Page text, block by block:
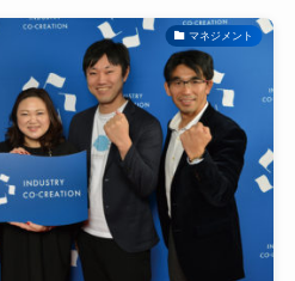
マネジメント